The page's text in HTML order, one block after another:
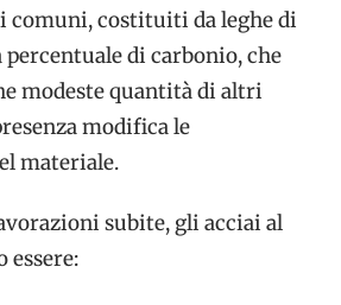
comuni, costituiti da leghe di
di carbonio, che
modeste quantità di altri
modifica le
materiale.
subite, gli acciai al
essere: